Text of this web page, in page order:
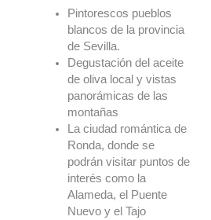
Pintorescos pueblos
blancos de la provincia
de Sevilla.
Degustación del aceite
de oliva local y vistas
panorámicas de las
montañas
La ciudad romántica de
Ronda, donde se
podrán visitar puntos de
interés como la
Alameda, el Puente
Nuevo y el Tajo